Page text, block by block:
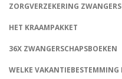
ZORGVERZEKERING
HET KRAAMPAKKET
36X ZWANGERSCHAPSBOEKEN
WELKE VAKANTIEBESTEMMING